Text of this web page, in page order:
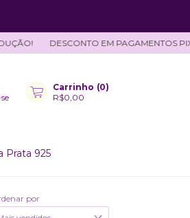
DESCONTO EM PAGAMENTOS PIX
Carrinho (0)
R$0,00
Prata 925
por